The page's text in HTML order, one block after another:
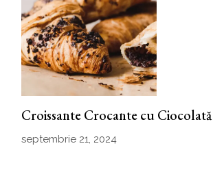
Croissante Crocante cu Ciocolată
septembrie 21, 2024